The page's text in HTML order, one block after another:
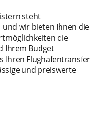
steht
und wir bieten Ihnen die
die
Ihrem Budget
Ihren Flughafentransfer
und preiswerte